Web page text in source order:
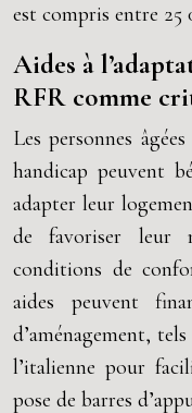
est compris entre
Aides à
RFR comme
Les personnes
handicap peuvent
adapter leur
de favoriser leur
conditions de
aides peuvent
d’aménagement,
l’italienne pour
pose de barres